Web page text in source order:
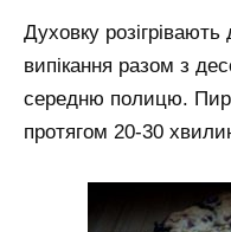
Духовку
випікання разом з
середню полицю.
протягом 20-30